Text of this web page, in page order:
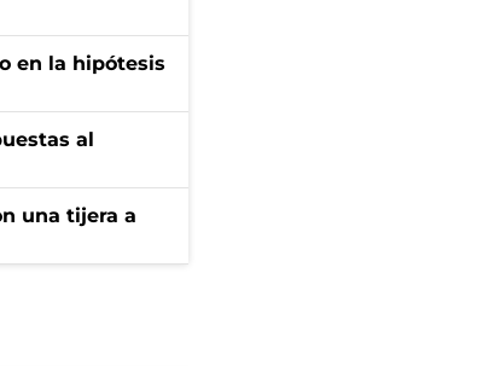
en la hipótesis
al
una tijera a